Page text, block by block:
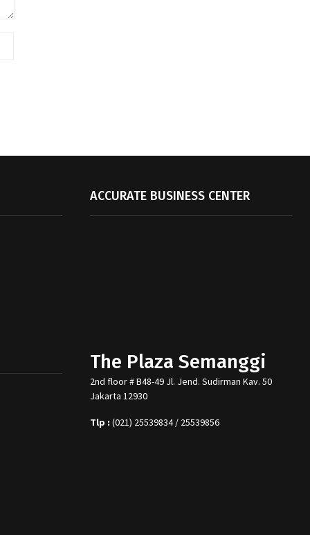
ACCURATE BUSINESS CENTER
The Plaza Semanggi
2nd floor # B48-49 Jl. Jend. Sudirman Kav. 50
Jakarta 12930
Tlp : (021) 25539834 / 25539856